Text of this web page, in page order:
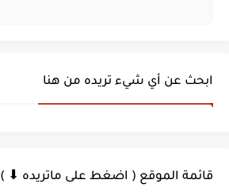
ابحث عن أي شيء تريده من هنا
قائمة الموقع ( اضغط على ماتريده ⬇ )